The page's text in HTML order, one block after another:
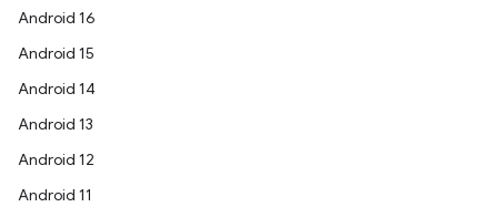
Android 16
Android 15
Android 14
Android 13
Android 12
Android 11